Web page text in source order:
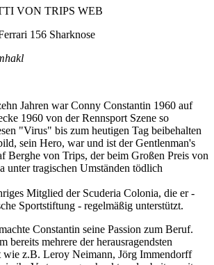
Jahren war Conny Constantin 1960 auf
1960 von der Rennsport Szene so
"Virus" bis zum heutigen Tag beibehalten
sein Hero, war und ist der Gentlenman's
Berghe von Trips, der beim Großen Preis von
unter tragischen Umständen tödlich
Mitglied der Scuderia Colonia, die er -
Sportstiftung - regelmäßig unterstützt.
Constantin seine Passion zum Beruf.
bereits mehrere der herausragendsten
wie z.B. Leroy Neimann, Jörg Immendorff